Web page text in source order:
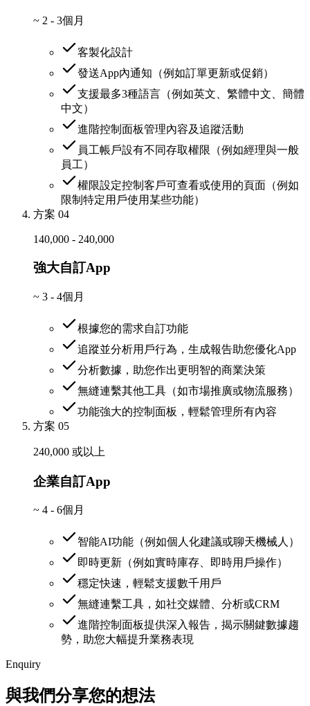
~ 2 - 3個月
客製化設計
發送App內通知（例如訂單更新或促銷）
支援最多3種語言（例如英文、繁體中文、簡體
中文）
進階控制面板管理內容及追蹤活動
員工帳戶設有不同存取權限（例如經理與一般
員工）
權限設定控制客戶可查看或使用的頁面（例如
限制特定用戶使用某些功能）
方案 04
140,000 - 240,000
強大自訂App
~ 3 - 4個月
根據您的需求自訂功能
追蹤並分析用戶行為，生成報告助您優化App
分析數據，助您作出更明智的商業決策
無縫連繫其他工具（如市場推廣或物流服務）
功能強大的控制面板，輕鬆管理所有內容
方案 05
240,000 或以上
企業自訂App
~ 4 - 6個月
智能AI功能（例如個人化建議或聊天機械人）
即時更新（例如實時庫存、即時用戶操作）
穩定快速，輕鬆支援數千用戶
無縫連繫工具，如社交媒體、分析或CRM
進階控制面板提供深入報告，揭示關鍵數據趨
勢，助您大幅提升業務表現
Enquiry
與我們分享您的想法